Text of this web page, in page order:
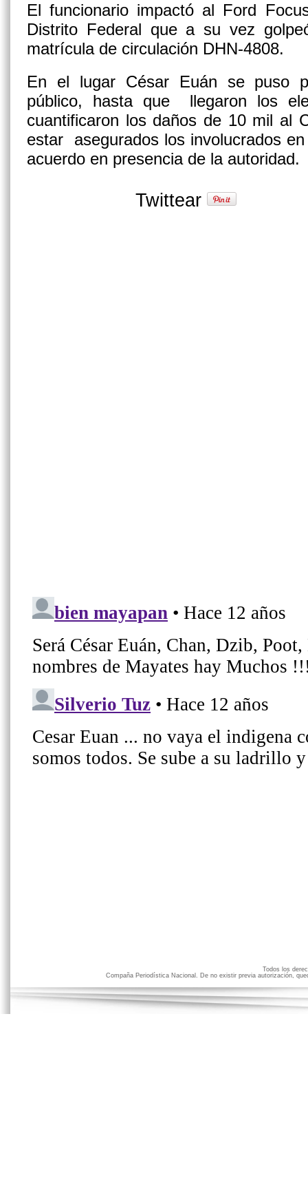
El funcionario impactó al Ford
Distrito Federal que a su vez
matrícula de circulación DHN-4808.
En el lugar César Euán se puso
público, hasta que llegaron los
cuantificaron los daños de 10 mil al
estar asegurados los involucrados
acuerdo en presencia de la autoridad.
Twittear
Todos los
Compaña Periodística Nacional. De no existir previa autorización,